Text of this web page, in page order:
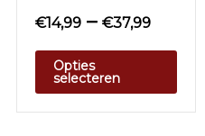
€14,99 – €37,99
Opties
selecteren